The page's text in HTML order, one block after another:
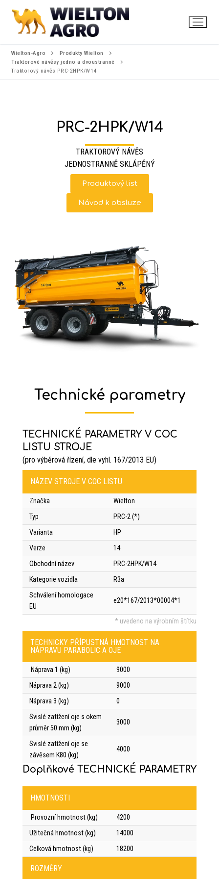
Wielton-Agro
Produkty Wielton
Traktorové návěsy jedno a dvoustranné
Traktorový návěs PRC-2HPK/W14
PRC-2HPK/W14
TRAKTOROVÝ NÁVĚS
JEDNOSTRANNĚ SKLÁPĚNÝ
Produktový list
Návod k obsluze
Technické parametry
TECHNICKÉ PARAMETRY V COC
LISTU STROJE
(pro výběrová řízení, dle vyhl. 167/2013 EU)
NÁZEV STROJE V COC LISTU
Značka
Wielton
Typ
PRC-2 (*)
Varianta
HP
Verze
14
Obchodní název
PRC-2HPK/W14
Kategorie vozidla
R3a
Schválení homologace
EU
e20*167/2013*00004*1
* uvedeno na výrobním štítku
TECHNICKY PŘÍPUSTNÁ HMOTNOST NA
NÁPRAVU PARABOLIC A OJE
Náprava 1 (kg)
9000
Náprava 2 (kg)
9000
Náprava 3 (kg)
0
Svislé zatížení oje s okem
průměr 50 mm (kg)
3000
Svislé zatížení oje se
závěsem K80 (kg)
4000
Doplňkové TECHNICKÉ PARAMETRY
HMOTNOSTI
Provozní hmotnost (kg)
4200
Užitečná hmotnost (kg)
14000
Celková hmotnost (kg)
18200
ROZMĚRY